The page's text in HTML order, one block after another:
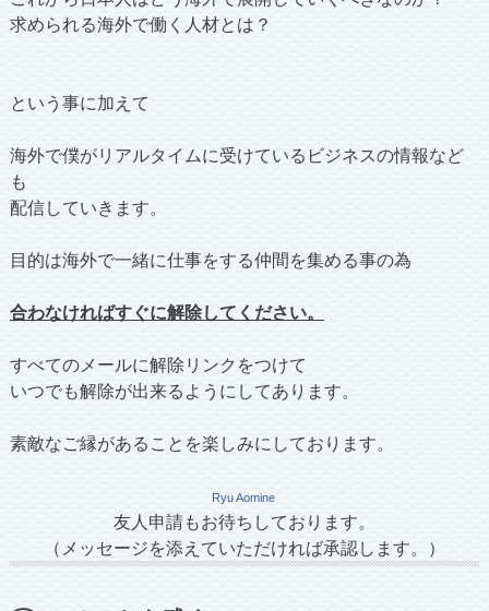
求められる海外で働く人材とは？
という事に加えて
海外で僕がリアルタイムに受けているビジネスの情報など
も
配信していきます。
目的は海外で一緒に仕事をする仲間を集める事の為
合わなければすぐに解除してください。
すべてのメールに解除リンクをつけて
いつでも解除が出来るようにしてあります。
素敵なご縁があることを楽しみにしております。
Ryu Aomine
友人申請もお待ちしております。
（メッセージを添えていただければ承認します。）